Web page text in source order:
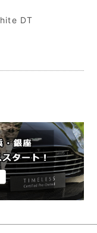
DT